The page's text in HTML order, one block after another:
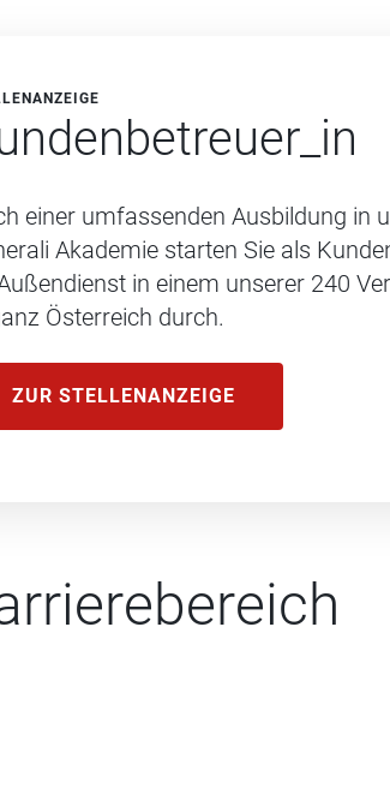
einer umfassenden Ausbildung in
Akademie starten Sie als
in einem unserer 240
Österreich durch.
ZUR STELLENANZEIGE